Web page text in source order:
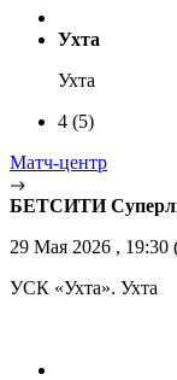
Ухта
Ухта
4 (5)
Матч-центр
БЕТСИТИ
29 Мая 2026 ,
УСК «Ухта». Ухта